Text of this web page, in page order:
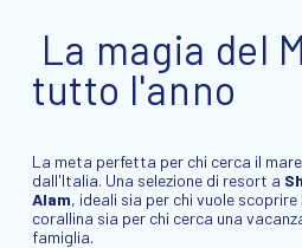
La magia del
tutto l'anno
La meta perfetta per chi cerca il
dall'Italia. Una selezione di resort a
Alam, ideali sia per chi vuole
corallina sia per chi cerca una
famiglia.